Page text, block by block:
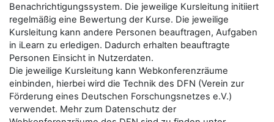
Benachrichtigungssystem. Die jeweilige Kursleitung initiiert
regelmäßig eine Bewertung der Kurse. Die jeweilige
Kursleitung kann andere Personen beauftragen, Aufgaben
in iLearn zu erledigen. Dadurch erhalten beauftragte
Personen Einsicht in Nutzerdaten.
Die jeweilige Kursleitung kann Webkonferenzräume
einbinden, hierbei wird die Technik des DFN (Verein zur
Förderung eines Deutschen Forschungsnetzes e.V.)
verwendet. Mehr zum Datenschutz der